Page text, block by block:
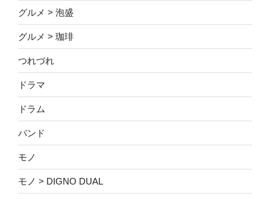
グルメ > 泡盛
グルメ > 珈琲
つれづれ
ドラマ
ドラム
バンド
モノ
モノ > DIGNO DUAL